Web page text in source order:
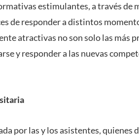
estimulantes, a través de
de responder a distintos
atractivas no son solo las más
y responder a las nuevas
por las y los asistentes, quienes